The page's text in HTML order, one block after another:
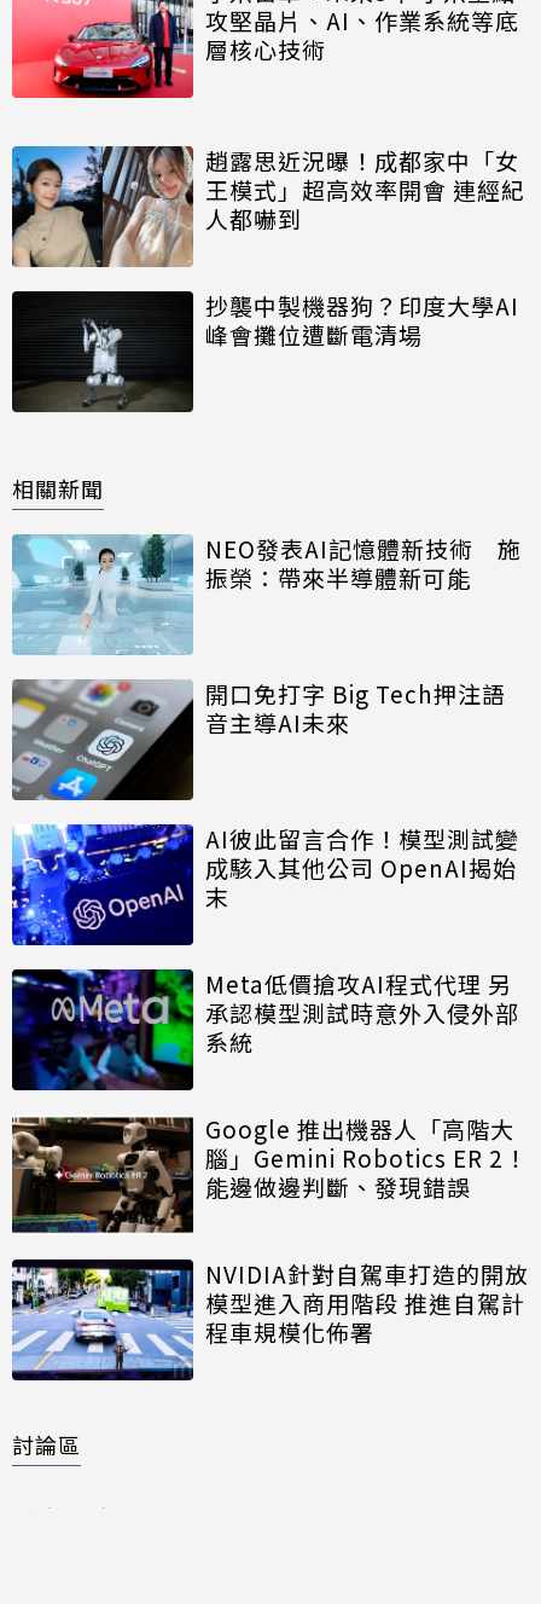
攻堅晶片、AI、作業系統等底
層核心技術
趙露思近況曝！成都家中「女
王模式」超高效率開會 連經紀
人都嚇到
抄襲中製機器狗？印度大學AI
峰會攤位遭斷電清場
相關新聞
NEO發表AI記憶體新技術 施
振榮：帶來半導體新可能
開口免打字 Big Tech押注語
音主導AI未來
AI彼此留言合作！模型測試變
成駭入其他公司 OpenAI揭始
末
Meta低價搶攻AI程式代理 另
承認模型測試時意外入侵外部
系統
Google 推出機器人「高階大
腦」Gemini Robotics ER 2！
能邊做邊判斷、發現錯誤
NVIDIA針對自駕車打造的開放
模型進入商用階段 推進自駕計
程車規模化佈署
討論區
共有 則留言